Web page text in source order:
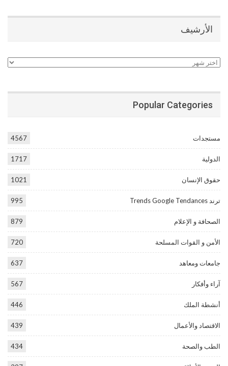
الأرشيف
الأرشيف
Popular Categories
مستجدات 4567
الدولية 1717
حقوق الإنسان 1021
ترند Trends Google Tendances 995
الصحافة و الإعلام 879
الأمن و القوات المسلحة 720
جامعات ومعاهد 637
آراء وأفكار 567
أنشطة الملك 446
الاقتصاد والأعمال 439
الطب والصحة 434